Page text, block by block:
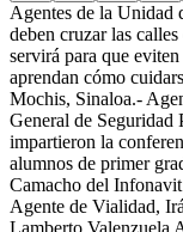
Agentes de la Unidad
deben cruzar las
servirá para que
aprendan cómo
Mochis, Sinaloa.-
General de
impartieron la
alumnos de primer
Camacho del
Agente de Vialidad,
Lamberto Valenzuela